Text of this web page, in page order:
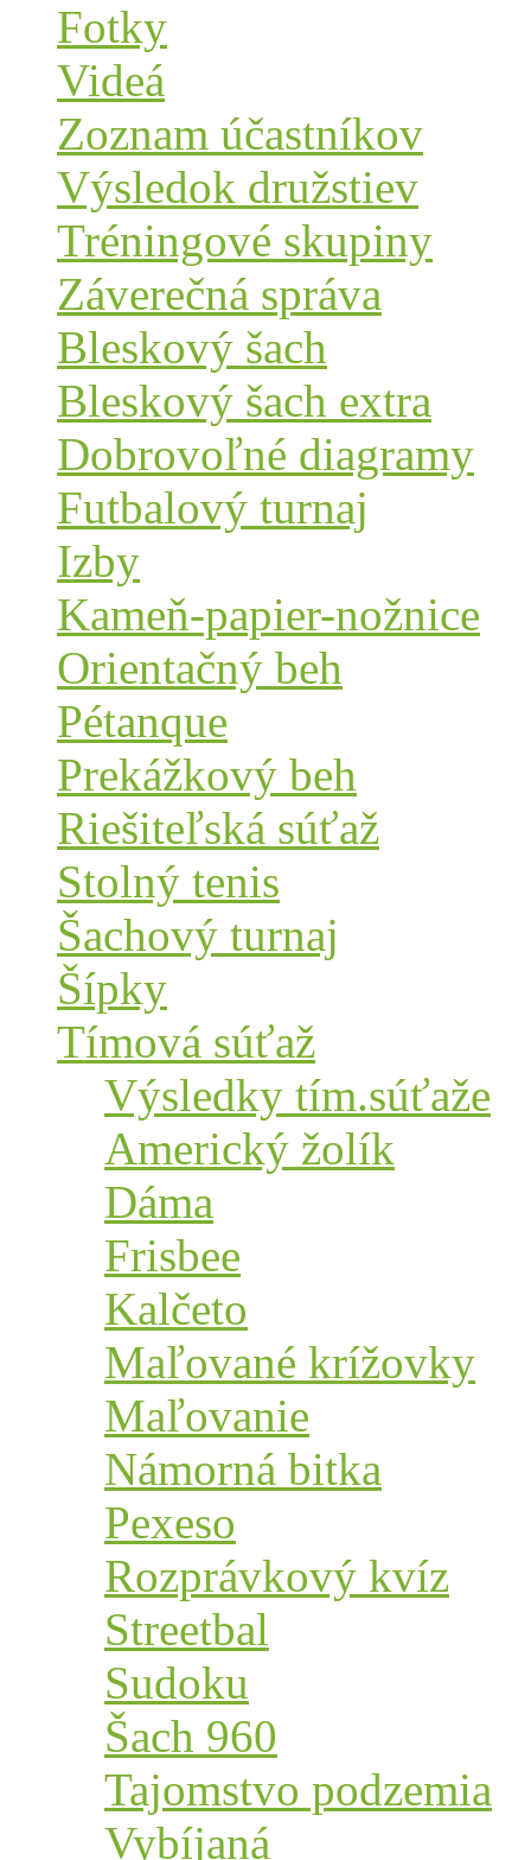
Fotky
Videá
Zoznam účastníkov
Výsledok družstiev
Tréningové skupiny
Záverečná správa
Bleskový šach
Bleskový šach extra
Dobrovoľné diagramy
Futbalový turnaj
Izby
Kameň-papier-nožnice
Orientačný beh
Pétanque
Prekážkový beh
Riešiteľská súťaž
Stolný tenis
Šachový turnaj
Šípky
Tímová súťaž
Výsledky tím.súťaže
Americký žolík
Dáma
Frisbee
Kalčeto
Maľované krížovky
Maľovanie
Námorná bitka
Pexeso
Rozprávkový kvíz
Streetbal
Sudoku
Šach 960
Tajomstvo podzemia
Vybíjaná